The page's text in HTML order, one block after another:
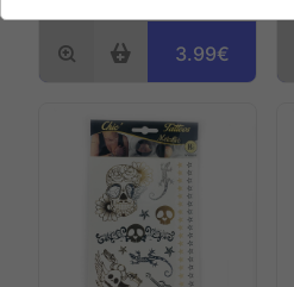
3.99€